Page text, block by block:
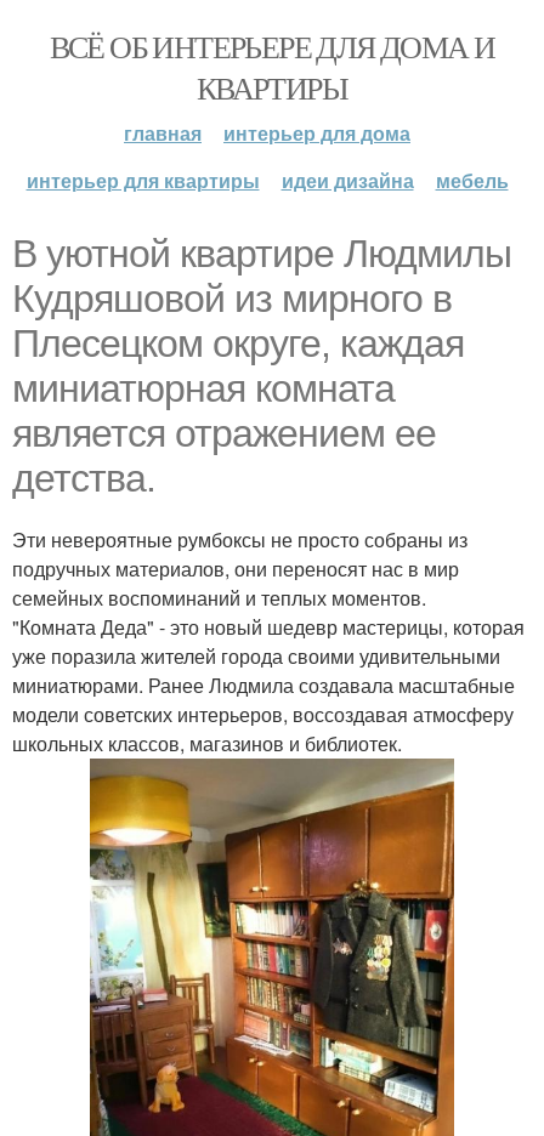
ВСЁ ОБ ИНТЕРЬЕРЕ ДЛЯ ДОМА И
КВАРТИРЫ
главная
интерьер для дома
интерьер для квартиры
идеи дизайна мебель
В уютной квартире Людмилы
Кудряшовой из мирного в
Плесецком округе, каждая
миниатюрная комната
является отражением ее
детства.
Эти невероятные румбоксы не просто собраны из
подручных материалов, они переносят нас в мир
семейных воспоминаний и теплых моментов.
"Комната Деда" - это новый шедевр мастерицы, которая
уже поразила жителей города своими удивительными
миниатюрами. Ранее Людмила создавала масштабные
модели советских интерьеров, воссоздавая атмосферу
школьных классов, магазинов и библиотек.